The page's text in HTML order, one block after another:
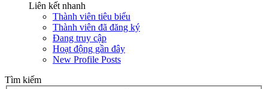
Liên kết nhanh
Thành viên tiêu biểu
Thành viên đã đăng ký
Đang truy cập
Hoạt động gần đây
New Profile Posts
Tìm kiếm